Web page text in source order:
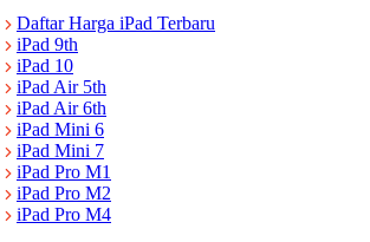
Daftar Harga iPad Terbaru
iPad 9th
iPad 10
iPad Air 5th
iPad Air 6th
iPad Mini 6
iPad Mini 7
iPad Pro M1
iPad Pro M2
iPad Pro M4